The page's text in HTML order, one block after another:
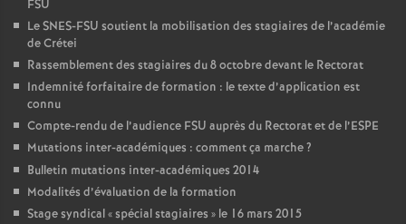
FSU
LeSNES-FSU soutient la mobilisation des stagiaires de l’académie
de Crétei
Rassemblement des stagiaires du 8 octobre devant le Rectorat
Indemnité forfaitaire de formation : le texte d’application est
connu
Compte-rendu de l’audience FSU auprès du Rectorat et de l’ESPE
Mutations inter-académiques : comment ça marche?
Bulletin mutations inter-académiques 2014
Modalités d’évaluation de la formation
Stage syndical «spécial stagiaires » le 16 mars 2015